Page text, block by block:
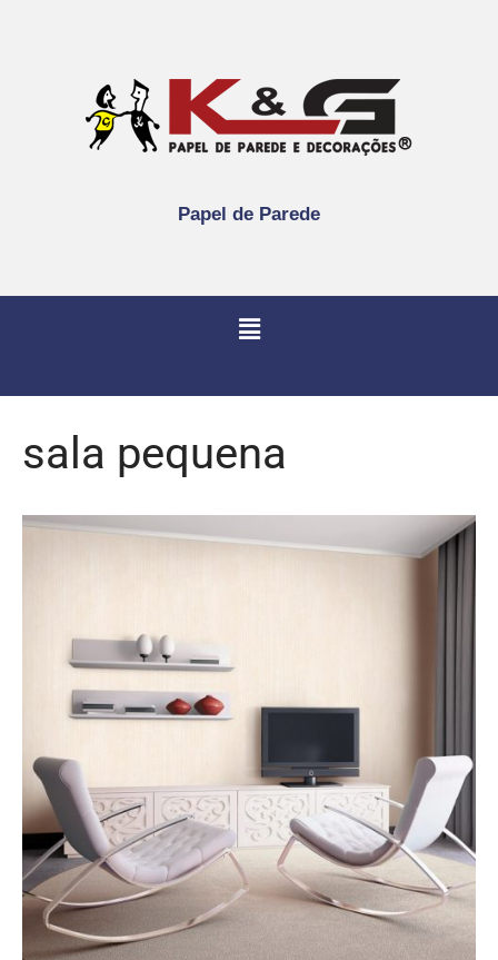
Papel de Parede
sala pequena